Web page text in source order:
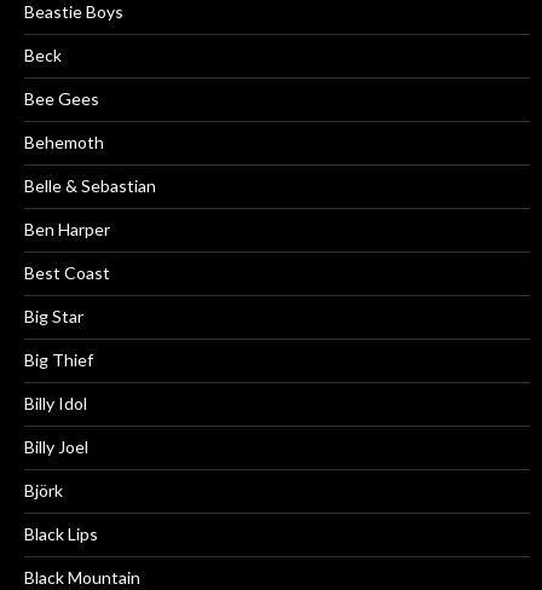
Beastie Boys
Beck
Bee Gees
Behemoth
Belle & Sebastian
Ben Harper
Best Coast
Big Star
Big Thief
Billy Idol
Billy Joel
Björk
Black Lips
Black Mountain